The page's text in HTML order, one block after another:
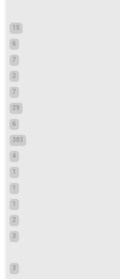
15
6
7
2
7
29
6
383
4
1
1
1
2
3
3